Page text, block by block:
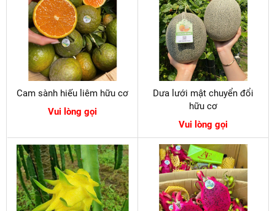
Cam sành hiếu liêm hữu cơ
Vui lòng gọi
Dưa lưới mật chuyển đổi
hữu cơ
Vui lòng gọi